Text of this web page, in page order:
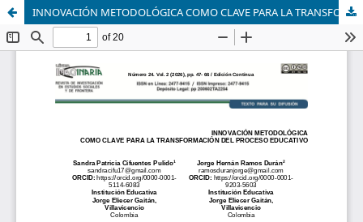
INNOVACIÓN METODOLÓGICA COMO CLAVE PARA LA TRANSFORMACIÓN DEL PROCESO EDUCATIVO